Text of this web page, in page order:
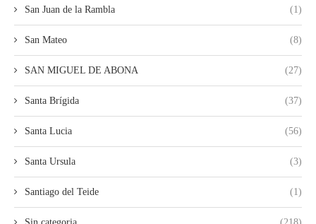
San Juan de la Rambla (1)
San Mateo (8)
SAN MIGUEL DE ABONA (27)
Santa Brígida (37)
Santa Lucia (56)
Santa Ursula (3)
Santiago del Teide (1)